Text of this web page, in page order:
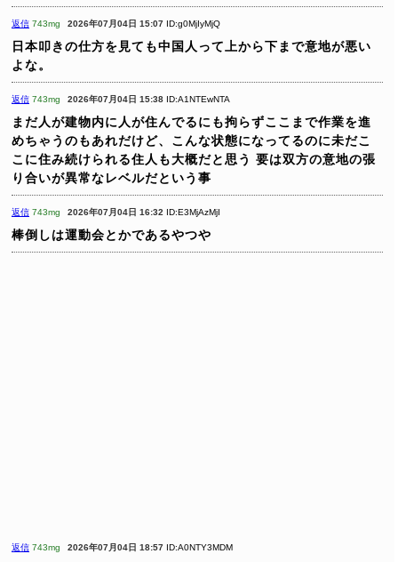
返信 743mg 2026年07月04日 15:07 ID:g0MjIyMjQ
日本叩きの仕方を見ても中国人って上から下まで意地が悪い
よな。
返信 743mg 2026年07月04日 15:38 ID:A1NTEwNTA
まだ人が建物内に人が住んでるにも拘らずここまで作業を進
めちゃうのもあれだけど、こんな状態になってるのに未だこ
こに住み続けられる住人も大概だと思う 要は双方の意地の張
り合いが異常なレベルだという事
返信 743mg 2026年07月04日 16:32 ID:E3MjAzMjI
棒倒しは運動会とかであるやつや
返信 743mg 2026年07月04日 18:57 ID:A0NTY3MDM